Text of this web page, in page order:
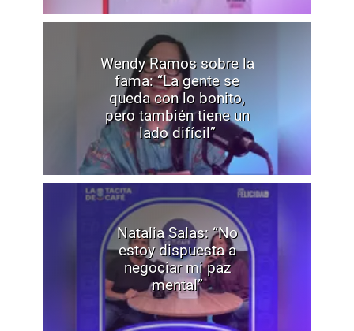
Wendy Ramos sobre la
fama: “La gente se
queda con lo bonito,
pero también tiene un
lado difícil”
Natalia Salas: “No
estoy dispuesta a
negociar mi paz
mental”